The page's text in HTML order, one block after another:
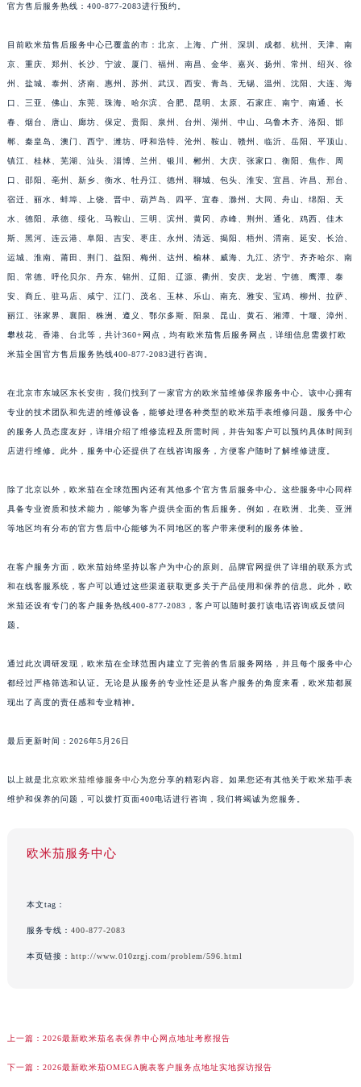
官方售后服务热线：400-877-2083进行预约。
目前欧米茄售后服务中心已覆盖的市：北京、上海、广州、深圳、成都、杭州、天津、南
京、重庆、郑州、长沙、宁波、厦门、福州、南昌、金华、嘉兴、扬州、常州、绍兴、徐
州、盐城、泰州、济南、惠州、苏州、武汉、西安、青岛、无锡、温州、沈阳、大连、海
口、三亚、佛山、东莞、珠海、哈尔滨、合肥、昆明、太原、石家庄、南宁、南通、长
春、烟台、唐山、廊坊、保定、贵阳、泉州、台州、湖州、中山、乌鲁木齐、洛阳、邯
郸、秦皇岛、澳门、西宁、潍坊、呼和浩特、沧州、鞍山、赣州、临沂、岳阳、平顶山、
镇江、桂林、芜湖、汕头、淄博、兰州、银川、郴州、大庆、张家口、衡阳、焦作、周
口、邵阳、亳州、新乡、衡水、牡丹江、德州、聊城、包头、淮安、宜昌、许昌、邢台、
宿迁、丽水、蚌埠、上饶、晋中、葫芦岛、四平、宜春、滁州、大同、舟山、绵阳、天
水、德阳、承德、绥化、马鞍山、三明、滨州、黄冈、赤峰、荆州、通化、鸡西、佳木
斯、黑河、连云港、阜阳、吉安、枣庄、永州、清远、揭阳、梧州、渭南、延安、长治、
运城、淮南、莆田、荆门、益阳、梅州、达州、榆林、威海、九江、济宁、齐齐哈尔、南
阳、常德、呼伦贝尔、丹东、锦州、辽阳、辽源、衢州、安庆、龙岩、宁德、鹰潭、泰
安、商丘、驻马店、咸宁、江门、茂名、玉林、乐山、南充、雅安、宝鸡、柳州、拉萨、
丽江、张家界、襄阳、株洲、遵义、鄂尔多斯、阳泉、昆山、黄石、湘潭、十堰、漳州、
攀枝花、香港、台北等，共计360+网点，均有欧米茄售后服务网点，详细信息需拨打欧
米茄全国官方售后服务热线400-877-2083进行咨询。
在北京市东城区东长安街，我们找到了一家官方的欧米茄维修保养服务中心。该中心拥有
专业的技术团队和先进的维修设备，能够处理各种类型的欧米茄手表维修问题。服务中心
的服务人员态度友好，详细介绍了维修流程及所需时间，并告知客户可以预约具体时间到
店进行维修。此外，服务中心还提供了在线咨询服务，方便客户随时了解维修进度。
除了北京以外，欧米茄在全球范围内还有其他多个官方售后服务中心。这些服务中心同样
具备专业资质和技术能力，能够为客户提供全面的售后服务。例如，在欧洲、北美、亚洲
等地区均有分布的官方售后中心能够为不同地区的客户带来便利的服务体验。
在客户服务方面，欧米茄始终坚持以客户为中心的原则。品牌官网提供了详细的联系方式
和在线客服系统，客户可以通过这些渠道获取更多关于产品使用和保养的信息。此外，欧
米茄还设有专门的客户服务热线400-877-2083，客户可以随时拨打该电话咨询或反馈问
题。
通过此次调研发现，欧米茄在全球范围内建立了完善的售后服务网络，并且每个服务中心
都经过严格筛选和认证。无论是从服务的专业性还是从客户服务的角度来看，欧米茄都展
现出了高度的责任感和专业精神。
最后更新时间：2026年5月26日
以上就是北京欧米茄维修服务中心为您分享的精彩内容。如果您还有其他关于欧米茄手表
维护和保养的问题，可以拨打页面400电话进行咨询，我们将竭诚为您服务。
欧米茄服务中心
本文tag：
服务专线： 400-877-2083
本页链接： http://www.010zrgj.com/problem/596.html
上一篇： 2026最新欧米茄名表保养中心网点地址考察报告
下一篇： 2026最新欧米茄OMEGA腕表客户服务点地址实地探访报告